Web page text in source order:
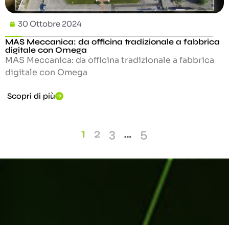
30 Ottobre 2024
MAS Meccanica: da officina tradizionale a fabbrica
digitale con Omega
MAS Meccanica: da officina tradizionale a fabbrica
digitale con Omega
Scopri di più
1 2 3 … 5